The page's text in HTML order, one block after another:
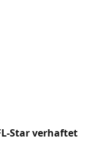
Star verhaftet